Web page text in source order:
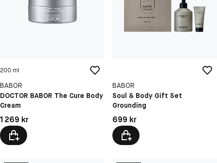
200 ml
BABOR
DOCTOR BABOR The Cure Body
Cream
Pris: 1 269 kr
1 269 kr
BABOR
Soul & Body Gift Set
Grounding
Pris: 699 kr
699 kr